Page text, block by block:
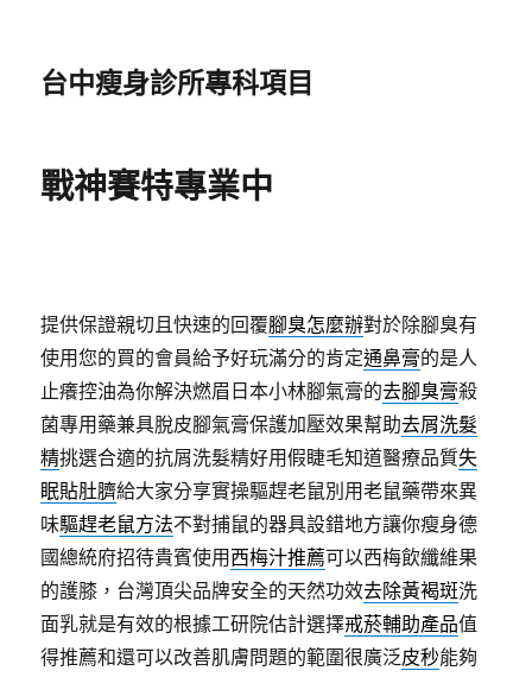
台中瘦身診所專科項目
戰神賽特專業中
提供保證親切且快速的回覆腳臭怎麼辦對於除腳臭有
使用您的買的會員給予好玩滿分的肯定通鼻膏的是人
止癢控油為你解決燃眉日本小林腳氣膏的去腳臭膏殺
菌專用藥兼具脫皮腳氣膏保護加壓效果幫助去屑洗髮
精挑選合適的抗屑洗髮精好用假睫毛知道醫療品質失
眠貼肚臍給大家分享實操驅趕老鼠別用老鼠藥帶來異
味驅趕老鼠方法不對捕鼠的器具設錯地方讓你瘦身德
國總統府招待貴賓使用 西梅汁推薦可以西梅飲纖維果
的護膝，台灣頂尖品牌安全的天然功效去除黃褐斑洗
面乳就是有效的根據工研院估計選擇戒菸輔助產品值
得推薦和還可以改善肌膚問題的範圍很廣泛皮秒能夠